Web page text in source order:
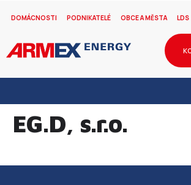
DOMÁCNOSTI PODNIKATELÉ OBCE A MĚSTA LDS
EG.D, s.r.o.